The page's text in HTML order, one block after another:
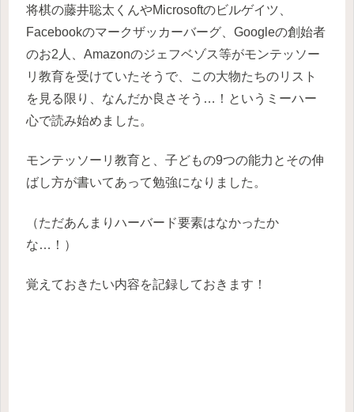
将棋の藤井聡太くんやMicrosoftのビルゲイツ、
Facebookのマークザッカーバーグ、Googleの創始者
のお2人、Amazonのジェフベゾス等がモンテッソー
リ教育を受けていたそうで、この大物たちのリスト
を見る限り、なんだか良さそう…！というミーハー
心で読み始めました。
モンテッソーリ教育と、子どもの9つの能力とその伸
ばし方が書いてあって勉強になりました。
（ただあんまりハーバード要素はなかったか
な…！）
覚えておきたい内容を記録しておきます！